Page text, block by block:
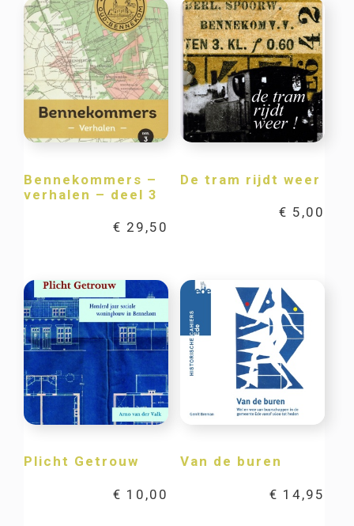
Bennekommers –
verhalen – deel 3
€ 29,50
De tram rijdt weer
€ 5,00
Plicht Getrouw
€ 10,00
Van de buren
€ 14,95